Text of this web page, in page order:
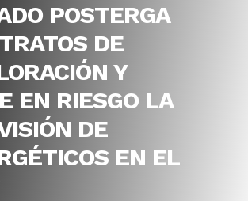
POSTERGA
DE
Y
EN RIESGO LA
DE
EN EL